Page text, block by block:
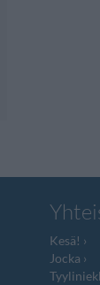
Kesä!
Jocka